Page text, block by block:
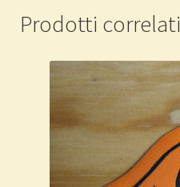
Prodotti correlati